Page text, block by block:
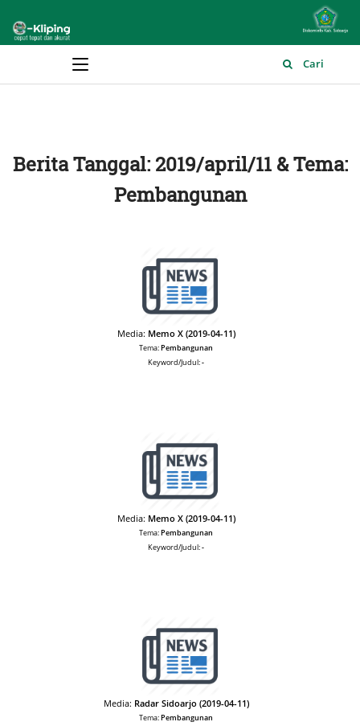
Main Menu Cari
Berita Tanggal: 2019/april/11 & Tema:
Pembangunan
Media: Memo X (2019-04-11)
Tema:Pembangunan
Keyword/Judul:-
Media: Memo X (2019-04-11)
Tema:Pembangunan
Keyword/Judul:-
Media: Radar Sidoarjo (2019-04-11)
Tema:Pembangunan